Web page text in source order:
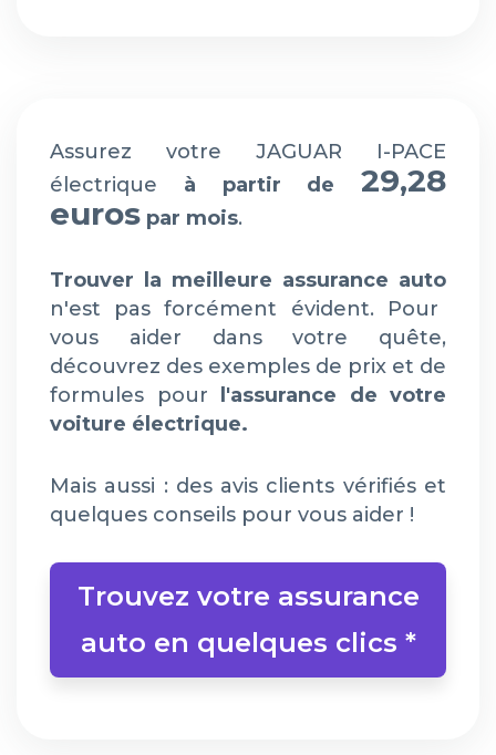
Assurez votre JAGUAR I-PACE
électrique à partir de 29,28
euros par mois.
Trouver la meilleure assurance auto
n'est pas forcément évident. Pour
vous aider dans votre quête,
découvrez des exemples de prix et de
formules pour
l'assurance de votre
voiture électrique.
Mais aussi : des avis clients vérifiés et
quelques conseils pour vous aider !
Trouvez votre assurance
auto en quelques clics *